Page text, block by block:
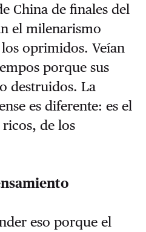
China de finales del
el milenarismo
oprimidos. Veían
porque sus
destruidos. La
es diferente: es el
de los
eso porque el